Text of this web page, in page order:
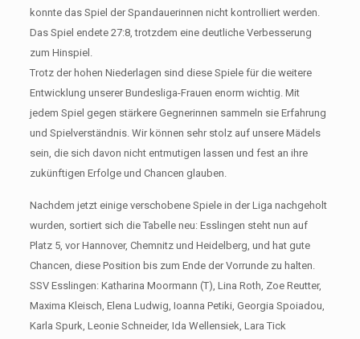
konnte das Spiel der Spandauerinnen nicht kontrolliert werden.
Das Spiel endete 27:8, trotzdem eine deutliche Verbesserung
zum Hinspiel.
Trotz der hohen Niederlagen sind diese Spiele für die weitere
Entwicklung unserer Bundesliga-Frauen enorm wichtig. Mit
jedem Spiel gegen stärkere Gegnerinnen sammeln sie Erfahrung
und Spielverständnis. Wir können sehr stolz auf unsere Mädels
sein, die sich davon nicht entmutigen lassen und fest an ihre
zukünftigen Erfolge und Chancen glauben.
Nachdem jetzt einige verschobene Spiele in der Liga nachgeholt
wurden, sortiert sich die Tabelle neu: Esslingen steht nun auf
Platz 5, vor Hannover, Chemnitz und Heidelberg, und hat gute
Chancen, diese Position bis zum Ende der Vorrunde zu halten.
SSV Esslingen: Katharina Moormann (T), Lina Roth, Zoe Reutter,
Maxima Kleisch, Elena Ludwig, Ioanna Petiki, Georgia Spoiadou,
Karla Spurk, Leonie Schneider, Ida Wellensiek, Lara Tick